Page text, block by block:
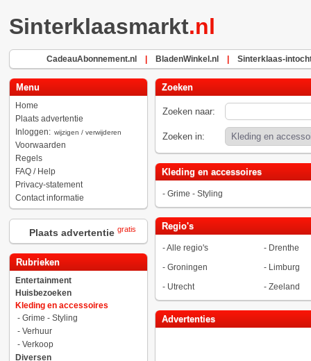
Sinterklaasmarkt.nl
CadeauAbonnement.nl BladenWinkel.nl Sinterklaas-
Menu
Home
Plaats advertentie
Inloggen: wijzigen / verwijderen
Voorwaarden
Regels
FAQ / Help
Privacy-statement
Contact informatie
Plaats advertentie gratis
Rubrieken
Entertainment
Huisbezoeken
Kleding en accessoires
- Grime - Styling
- Verhuur
- Verkoop
Diversen
Zoeken
Zoeken naar:
Zoeken in:
Kleding en accessoires
- Grime - Styling
Regio's
-Alle regio's - Drenthe
- Groningen - Limburg
- Utrecht - Zeeland
Advertenties